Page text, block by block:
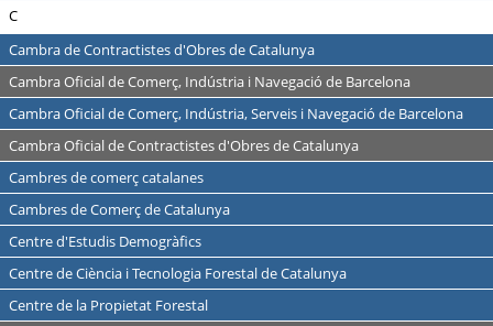
C
Cambra de Contractistes d'Obres de Catalunya
Cambra Oficial de Comerç, Indústria i Navegació de Barcelona
Cambra Oficial de Comerç, Indústria, Serveis i Navegació de Barcelona
Cambra Oficial de Contractistes d'Obres de Catalunya
Cambres de comerç catalanes
Cambres de Comerç de Catalunya
Centre d'Estudis Demogràfics
Centre de Ciència i Tecnologia Forestal de Catalunya
Centre de la Propietat Forestal